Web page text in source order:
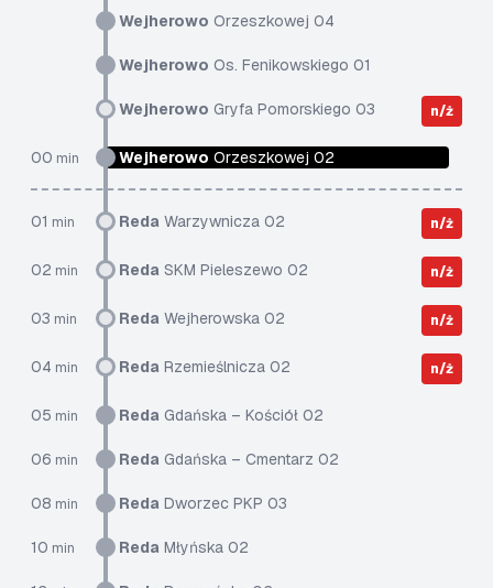
Wejherowo Orzeszkowej 04
Wejherowo Os. Fenikowskiego 01
Wejherowo Gryfa Pomorskiego 03 n/ż
00 min Wejherowo Orzeszkowej 02
01 min Reda Warzywnicza 02 n/ż
02 min Reda SKM Pieleszewo 02 n/ż
03 min Reda Wejherowska 02 n/ż
04 min Reda Rzemieślnicza 02 n/ż
05 min Reda Gdańska – Kościół 02
06 min Reda Gdańska – Cmentarz 02
08 min Reda Dworzec PKP 03
10 min Reda Młyńska 02